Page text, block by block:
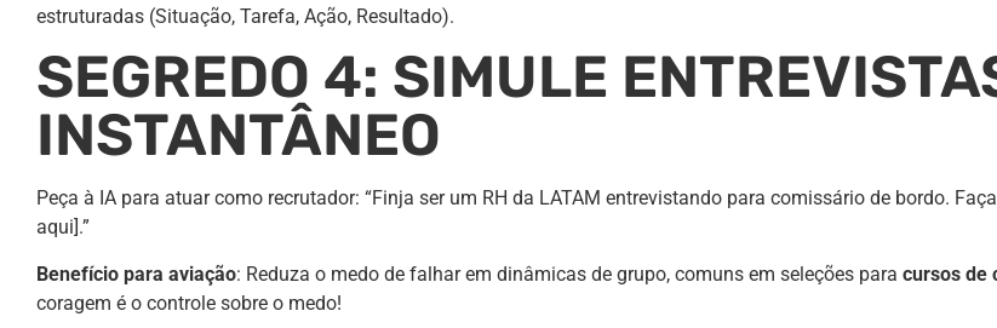
estruturadas (Situação, Tarefa, Ação, Resultado).
SEGREDO 4: SIMULE
INSTANTÂNEO
Peça à IA para atuar como recrutador: “Finja ser um RH da LATAM entrevistando para comissário de bordo.
aqui].”
Benefício para aviação: Reduza o medo de falhar em dinâmicas de grupo, comuns em seleções para cursos de
coragem é o controle sobre o medo!